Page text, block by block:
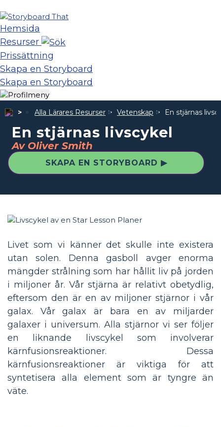
Hemsida
Resurser
Prissättning
Skapa en Storyboard
Skapa en Storyboard
Alla Lärares Resurser Vetenskap En stjärnas
En stjärnas livscykel
Av Oliver Smith
SKAPA EN STORYBOARD ▶
Livet som vi känner det skulle inte existera
utan solen. Denna gasboll avger enorma
mängder strålning som har hållit liv på jorden
i miljoner år. Vår stjärna är relativt obetydlig,
eftersom den är en av miljoner stjärnor i vår
galax. Vår galax är bara en av miljarder
galaxer i universum. Alla stjärnor vi ser följer
en liknande livscykel som involverar
kärnfusionsreaktioner. Dessa
kärnfusionsreaktioner är viktiga för att
syntetisera alla element som är tyngre än
väte.